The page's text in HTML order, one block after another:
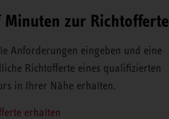
Minuten zur Richtofferte
Anforderungen eingeben und eine
Richtofferte eines qualifizierten
in Ihrer Nähe erhalten.
erhalten